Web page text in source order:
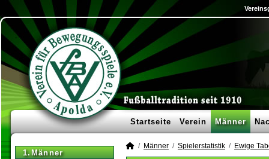
Startseite Verein Männer
1.Männer
Männer Spielerstatistik Ewige